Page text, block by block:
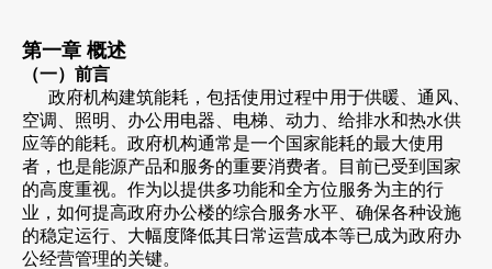
第一章 概述
（一）前言
政府机构建筑能耗，包括使用过程中用于供暖、通风、
空调、照明、办公用电器、电梯、动力、给排水和热水供
应等的能耗。政府机构通常是一个国家能耗的最大使用
者，也是能源产品和服务的重要消费者。目前已受到国家
的高度重视。作为以提供多功能和全方位服务为主的行
业，如何提高政府办公楼的综合服务水平、确保各种设施
的稳定运行、大幅度降低其日常运营成本等已成为政府办
公经营管理的关键。